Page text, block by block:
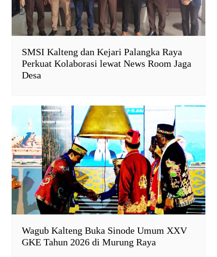
SMSI Kalteng dan Kejari Palangka Raya
Perkuat Kolaborasi lewat News Room Jaga
Desa
Wagub Kalteng Buka Sinode Umum XXV
GKE Tahun 2026 di Murung Raya